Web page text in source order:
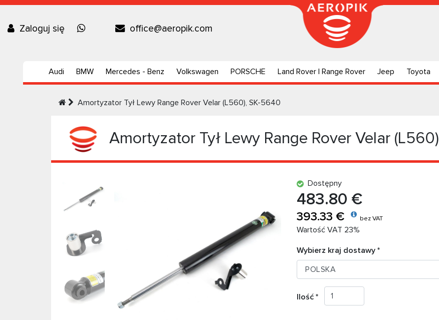
Zaloguj się office@aeropik.com
Audi BMW Mercedes - Benz Volkswagen PORSCHE Land Rover | Range Rover Jeep Toyota
Amortyzator Tył Lewy Range Rover Velar (L560), SK-5640
Amortyzator Tył Lewy Range Rover Velar (L560)
Dostępny
483.80 €
393.33 € bez VAT
Wartość VAT 23%
Wybierz kraj dostawy *
Ilość *